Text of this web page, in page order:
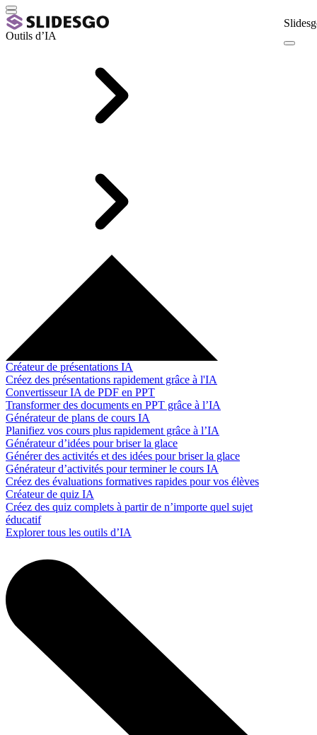
Outils d’IA
Créateur de présentations IA
Créez des présentations rapidement grâce à l'IA
Convertisseur IA de PDF en PPT
Transformer des documents en PPT grâce à l’IA
Générateur de plans de cours IA
Planifiez vos cours plus rapidement grâce à l’IA
Générateur d’idées pour briser la glace
Générer des activités et des idées pour briser la glace
Générateur d’activités pour terminer le cours IA
Créez des évaluations formatives rapides pour vos élèves
Créateur de quiz IA
Créez des quiz complets à partir de n’importe quel sujet
éducatif
Explorer tous les outils d’IA